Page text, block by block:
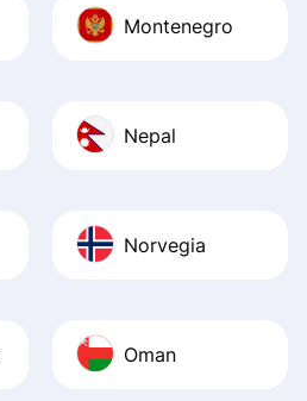
Montenegro
Nepal
Norvegia
Oman